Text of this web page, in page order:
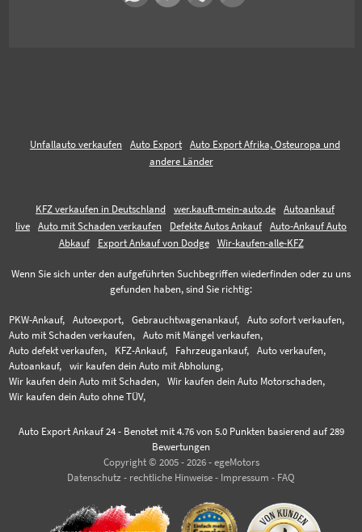
Unfallauto verkaufen Auto Export
Auto Export Afrika, Osteuropa und
andere Länder
KFZ verkaufen in Deutschland wer.kauft-mein-auto.de
Autoankauf
live
Auto mit Schaden verkaufen Defekte Autos Ankauf
Auto-Ankauf Auto
Abkauf
Export Ankauf von Dodge Wir-kaufen-alle-KFZ
Wenn Sie sich unter den aufgeführten Suchbegriffen wiederfinden oder zu uns
gefunden haben, sind Sie richtig:
PKW-Ankauf, Autoexport, Gebrauchtwagenankauf,
Auto sofort verkaufen,
Auto mit Schaden verkaufen,
Auto mit Mängel verkaufen,
Auto defekt verkaufen,
KFZ-Ankauf, Fahrzeugankauf,
Auto verkaufen,
Autoankauf,
wir kaufen dein Auto mit Abholung,
Wir kaufen dein Auto mit Schaden,
Wir kaufen dein Auto Motorschaden,
Wir kaufen dein Auto ohne TÜV,
Auto Export Ankauf 24- Benotet mit 4.76von 5.0 Punkten basierend auf 289
Bewertungen
Copyright © 2005 - 2026 - egeMotors
Datenschutz - rechtliche Hinweise - Impressum - FAQ